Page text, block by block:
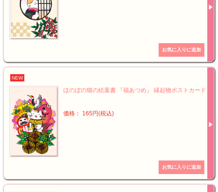
NEW
ほのぼの猫の絵葉書 『福あつめ』 縁起物ポストカード
価格： 165円(税込)